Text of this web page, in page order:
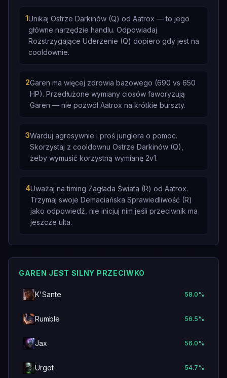
1Unikaj Ostrze Darkinów (Q) od Aatrox — to jego
główne narzędzie handlu. Odpowiadaj
Rozstrzygające Uderzenie (Q) dopiero gdy jest na
cooldownie.
2Garen ma więcej zdrowia bazowego (690 vs 650
HP). Przedłużone wymiany ciosów faworyzują
Garen — nie pozwól Aatrox na krótkie burszty.
3Warduj agresywnie i proś junglera o pomoc.
Skorzystaj z cooldownu Ostrze Darkinów (Q),
żeby wymusić korzystną wymianę 2v1.
4Uważaj na timing Zagłada Świata (R) od Aatrox.
Trzymaj swoje Demaciańska Sprawiedliwość (R)
jako odpowiedź, nie inicjuj nim jeśli przeciwnik ma
jeszcze ulta.
GAREN JEST SILNY PRZECIWKO
K'Sante 58.0%
Rumble 56.5%
Jax 56.0%
Urgot 54.7%